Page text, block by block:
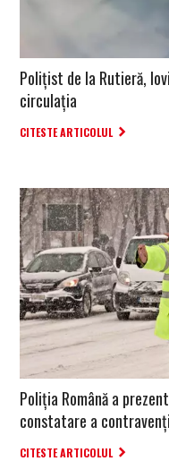
Polițist de la Rutieră,
circulația
CITESTE ARTICOLUL
Poliția Română a
constatare a
CITESTE ARTICOLUL